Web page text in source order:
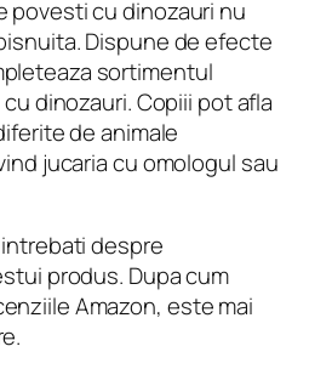
povesti cu dinozauri nu
Dispune de efecte
sortimentul
dinozauri. Copiii pot afla
de animale
jucaria cu omologul sau
despre
produs. Dupa cum
Amazon, este mai